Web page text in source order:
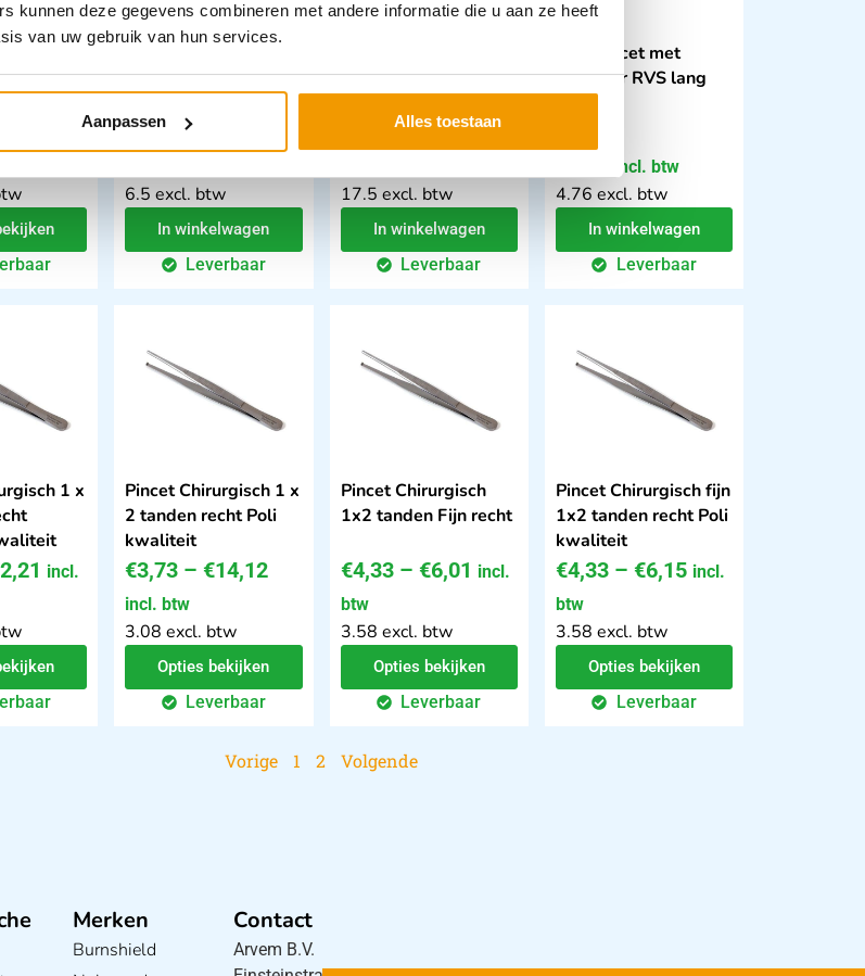
kunnen deze gegevens combineren met andere informatie die u aan ze heeft
van uw gebruik van hun services.
Aanpassen Alles toestaan
cm
6.5 excl. btw
In winkelwagen
Leverbaar
kunststof -S- verpakt
17.5 excl. btw
In winkelwagen
Leverbaar
Teekpincet met
drukveer RVS lang
incl. btw
4.76 excl. btw
In winkelwagen
Leverbaar
1 x
2,21 incl.
Pincet Chirurgisch 1 x
2 tanden recht Poli
kwaliteit
€3,73 – €14,12
incl. btw
3.08 excl. btw
Opties bekijken
Leverbaar
Pincet Chirurgisch
1x2 tanden Fijn recht
€4,33 – €6,01 incl.
btw
3.58 excl. btw
Opties bekijken
Leverbaar
Pincet Chirurgisch fijn
1x2 tanden recht Poli
kwaliteit
€4,33 – €6,15 incl.
btw
3.58 excl. btw
Opties bekijken
Leverbaar
Vorige 1 2 Volgende
Merken
Burnshield
Contact
Arvem B.V.